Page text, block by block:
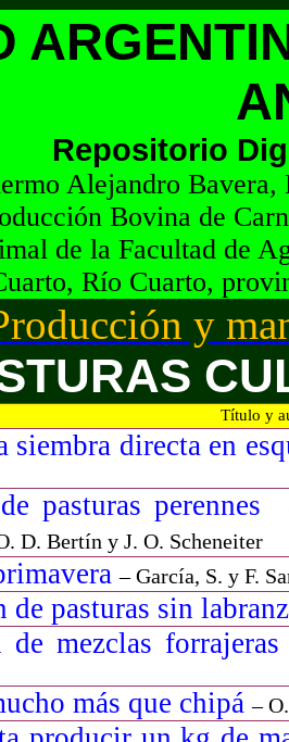
Repositorio
Alejandro
Bovina de
de la Facultad de
Río Cuarto,
y
Título y
siembra directa en
pasturas perennes
D. Bertín y J. O. Scheneiter
–García, S. y F.
de pasturas sin
de mezclas
más que chipá–